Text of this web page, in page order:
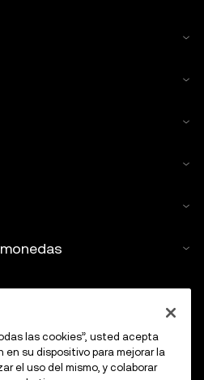
las cookies”, usted acepta
su dispositivo para mejorar la
el uso del mismo, y colaborar